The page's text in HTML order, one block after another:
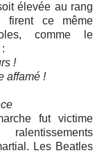
élevée au rang
firent ce même
comme le
!
affamé !
fut victime
Les Beatles